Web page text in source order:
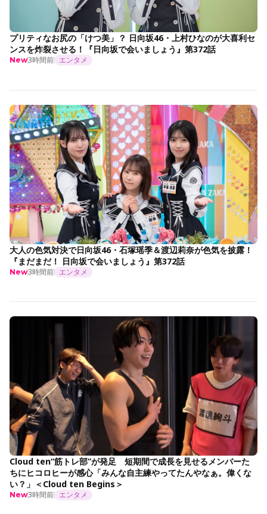
プリティなお尻の「けつ美」？ 日向坂46・上村ひなのが大喜利セ
ンスを炸裂させる！『日向坂で会いましょう』第372話
New3時間前 エンタメ
大人の色気対決で日向坂46・石塚瑶季＆渡辺莉奈が色気を披露！
『まだまだ！ 日向坂で会いましょう』第372話
New3時間前 エンタメ
Cloud ten“筋トレ部”が発足 短期間で成長を見せるメンバーた
ちにヒコロヒーが感心「みんな自主練やってたんやなぁ。偉くな
い？」＜Cloud ten Begins＞
New3時間前 エンタメ